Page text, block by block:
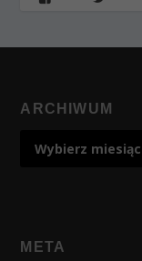
ARCHIWUM
META